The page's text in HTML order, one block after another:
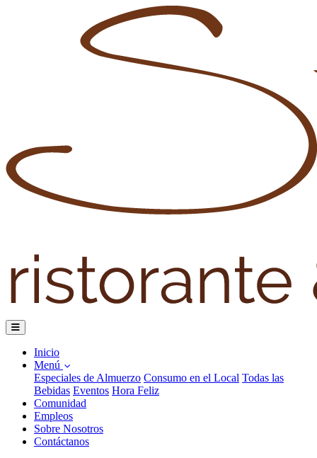
Inicio
Menú
Especiales de Almuerzo Consumo en el Local Todas las
Bebidas Eventos Hora Feliz
Comunidad
Empleos
Sobre Nosotros
Contáctanos